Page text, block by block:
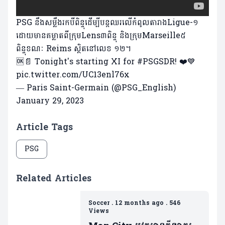
PSG នឹងសម្លឹងរកបីពិន្ទុដើម្បីបន្តឈរលើកំពូលតារាងLigue-១
ដោយមានគម្លាតពីក្រុមLens៣ពិន្ទុ និងក្រុមMarseille៥
ពិន្ទុខណៈ Reims ស្ថិតនៅលេខ ១២។
🆗📄 Tonight's starting XI for #PSGSDR! ❤️💙
pic.twitter.com/UC13enl76x
— Paris Saint-Germain (@PSG_English)
January 29, 2023
Article Tags
PSG
Related Articles
Soccer. 12 months ago . 546
Views